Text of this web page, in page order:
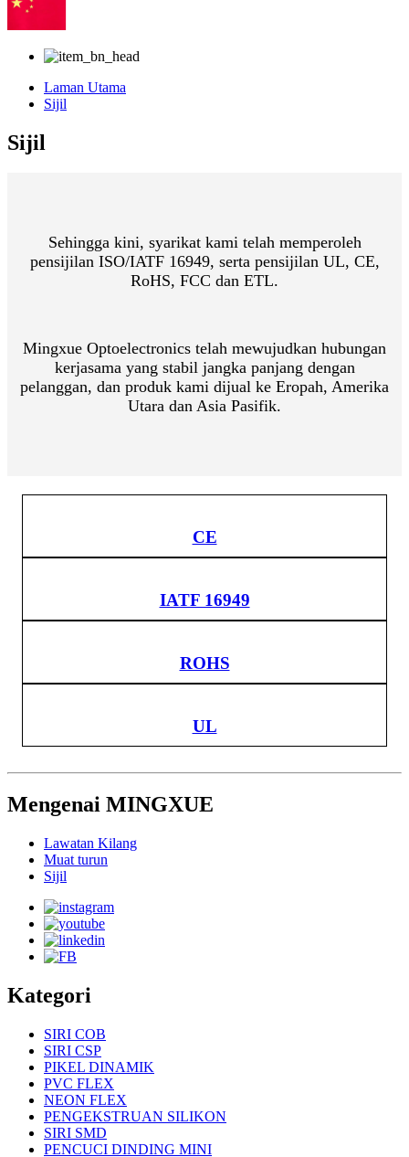
Laman Utama
Sijil
Sijil
Sehingga kini, syarikat kami telah memperoleh
pensijilan ISO/IATF 16949, serta pensijilan UL, CE,
RoHS, FCC dan ETL.
Mingxue Optoelectronics telah mewujudkan hubungan
kerjasama yang stabil jangka panjang dengan
pelanggan, dan produk kami dijual ke Eropah, Amerika
Utara dan Asia Pasifik.
CE
IATF 16949
ROHS
UL
Mengenai MINGXUE
Lawatan Kilang
Muat turun
Sijil
Kategori
SIRI COB
SIRI CSP
PIKEL DINAMIK
PVC FLEX
NEON FLEX
PENGEKSTRUAN SILIKON
SIRI SMD
PENCUCI DINDING MINI